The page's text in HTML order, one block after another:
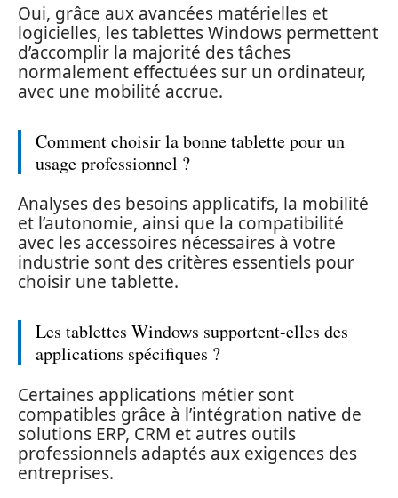
Oui, grâce aux avancées matérielles et
logicielles, les tablettes Windows permettent
d’accomplir la majorité des tâches
normalement effectuées sur un ordinateur,
avec une mobilité accrue.
Comment choisir la bonne tablette pour un
usage professionnel ?
Analyses des besoins applicatifs, la mobilité
et l’autonomie, ainsi que la compatibilité
avec les accessoires nécessaires à votre
industrie sont des critères essentiels pour
choisir une tablette.
Les tablettes Windows supportent-elles des
applications spécifiques ?
Certaines applications métier sont
compatibles grâce à l’intégration native de
solutions ERP, CRM et autres outils
professionnels adaptés aux exigences des
entreprises.